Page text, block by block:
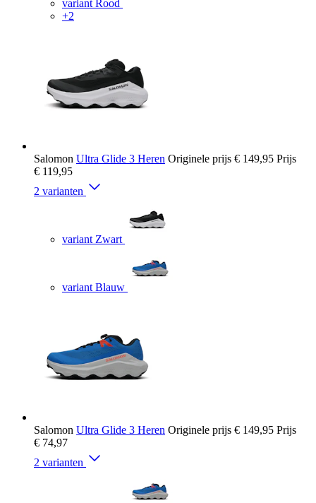
variant Rood
+2
Salomon Ultra Glide 3 Heren Originele prijs € 149,95 Prijs
€ 119,95
2 varianten
variant Zwart
variant Blauw
Salomon Ultra Glide 3 Heren Originele prijs € 149,95 Prijs
€ 74,97
2 varianten